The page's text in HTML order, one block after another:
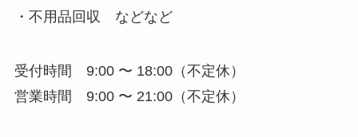
・不用品回収 などなど
受付時間 9:00 〜 18:00（不定休）
営業時間 9:00 〜 21:00（不定休）